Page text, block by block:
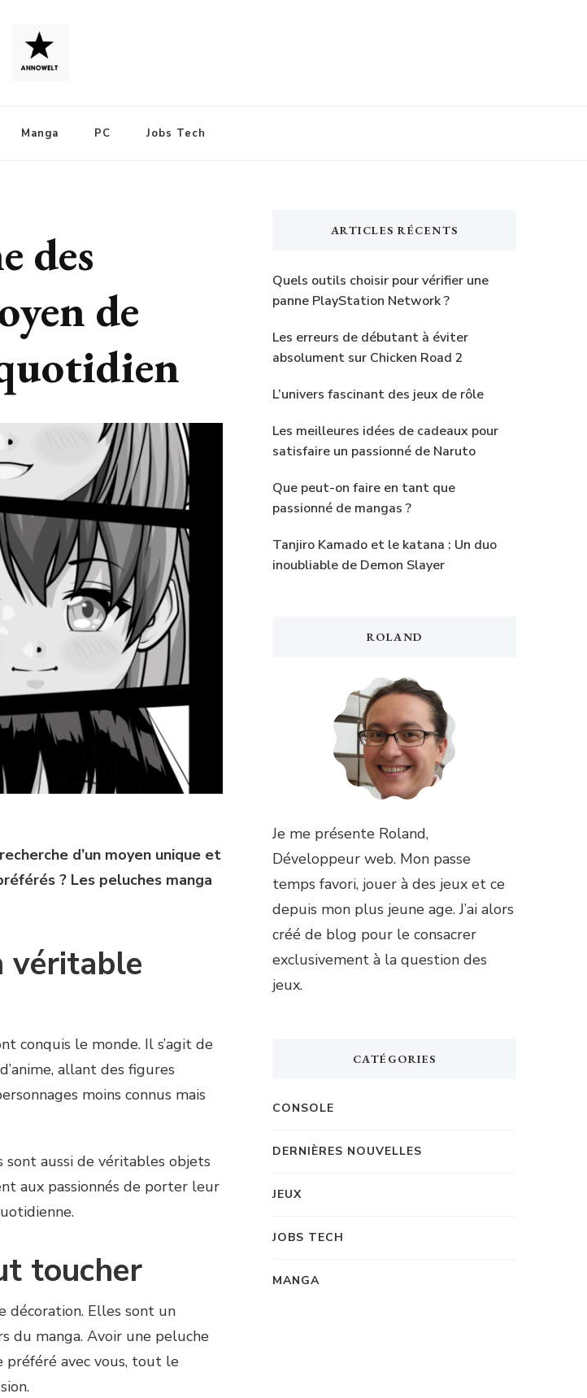
Manga PC Jobs Tech
des
de
d’un moyen unique et
? Les peluches manga
véritable
conquis le monde. Il s’agit de
allant des figures
moins connus mais
sont aussi de véritables objets
aux passionnés de porter leur
toucher
décoration. Elles sont un
du manga. Avoir une peluche
préféré avec vous, tout le
ARTICLES RÉCENTS
Quels outils choisir pour vérifier une
panne PlayStation Network ?
Les erreurs de débutant à éviter
absolument sur Chicken Road 2
L’univers fascinant des jeux de rôle
Les meilleures idées de cadeaux pour
satisfaire un passionné de Naruto
Que peut-on faire en tant que
passionné de mangas ?
Tanjiro Kamado et le katana : Un duo
inoubliable de Demon Slayer
ROLAND
Je me présente Roland,
Développeur web. Mon passe
temps favori, jouer à des jeux et ce
depuis mon plus jeune age. J’ai alors
créé de blog pour le consacrer
exclusivement à la question des
jeux.
CATÉGORIES
CONSOLE
DERNIÈRES NOUVELLES
JEUX
JOBS TECH
MANGA